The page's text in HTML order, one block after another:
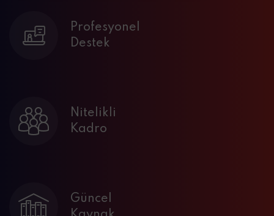
Profesyonel
Destek
Nitelikli
Kadro
Güncel